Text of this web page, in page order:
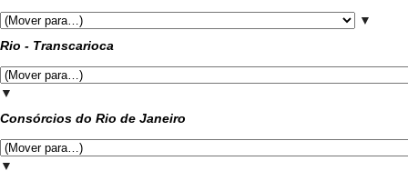
▼
Rio - Transcarioca
▼
Consórcios do Rio de Janeiro
▼